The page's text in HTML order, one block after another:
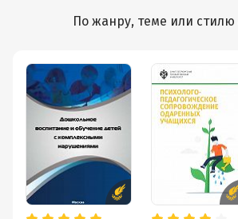
По жанру, теме или стилю